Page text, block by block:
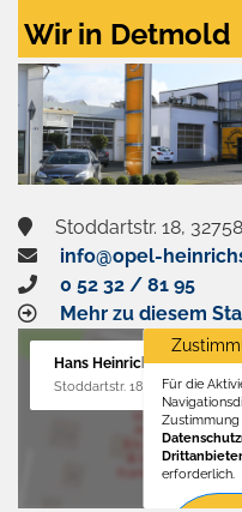
Wir in Detmold
Stoddartstr. 18,
info@opel-
0 52 32 / 81 95
Mehr zu diesem
Hans Heinrichs GmbH
Stoddartstr. 18, 32758
Für die
Zustimmung
erforderlich.